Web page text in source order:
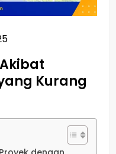
Kurang